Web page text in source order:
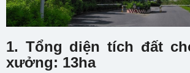
1. Tổng diện tích đất
xưởng: 13ha